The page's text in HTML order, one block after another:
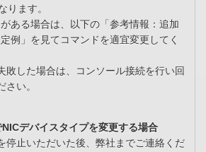
ります。
ある場合は、以下の「参考情報：追加
例」を見てコマンドを適宜変更してく
敗した場合は、コンソール接続を行い回
い。
NICデバイスタイプを変更する場合
停止いただいた後、弊社までご連絡くだ